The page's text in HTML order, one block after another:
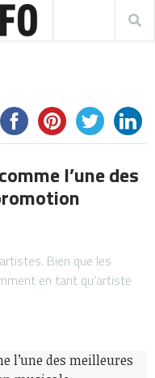
l’une des
Bien que les
en tant qu’artiste